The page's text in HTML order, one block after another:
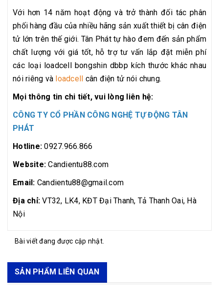
Với hơn 14 năm hoạt động và trở thành đối tác phân
phối hàng đầu của nhiều hãng sản xuất thiết bị cân điện
tử lớn trên thế giới. Tân Phát tự hào đem đến sản phẩm
chất lượng với giá tốt, hỗ trợ tư vấn lắp đặt miễn phí
các loại loadcell bongshin dbbp kích thước khác nhau
nói riêng và loadcell
cân điện tử nói chung.
Mọi thông tin chi tiết, vui lòng liên hệ:
CÔNG TY CỔ PHẦN CÔNG NGHỆ TỰ ĐỘNG TÂN
PHÁT
Hotline: 0927.966.866
Website: Candientu88.com
Email: Candientu88@gmail.com
Địa chỉ:VT32, LK4, KĐT Đại Thanh, Tả Thanh Oai, Hà
Nội
Bài viết đang được cập nhật.
SẢN PHẨM LIÊN QUAN